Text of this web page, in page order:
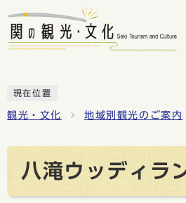
現在位置
観光・文化 地域別観光のご案内
八滝ウッディラ